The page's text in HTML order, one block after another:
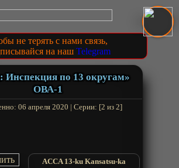
не терять с нами связь,
на наш Telegram
по 13 округам»
ОВА-1
06 апреля 2020 | Серии: [2 из 2]
ACCA 13-ku Kansatsu-ka